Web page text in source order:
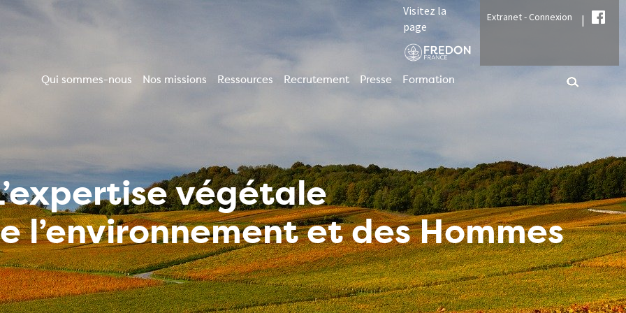
Visitez la
page
Extranet - Connexion |
Qui sommes-nous Nos missions Ressources Recrutement Presse Formation
végétale
l’environnement et des Hommes